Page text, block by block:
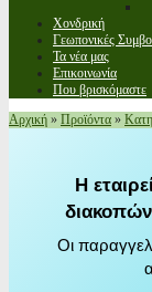
Χονδρική
Γεωπονικές
Τα νέα μας
Επικοινωνία
Που βρισκόμαστε
Αρχική » Προϊόντα »
Η
Οι